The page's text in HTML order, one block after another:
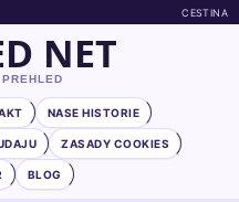
CESTINA
NET
NASE HISTORIE
ZASADY COOKIES
BLOG